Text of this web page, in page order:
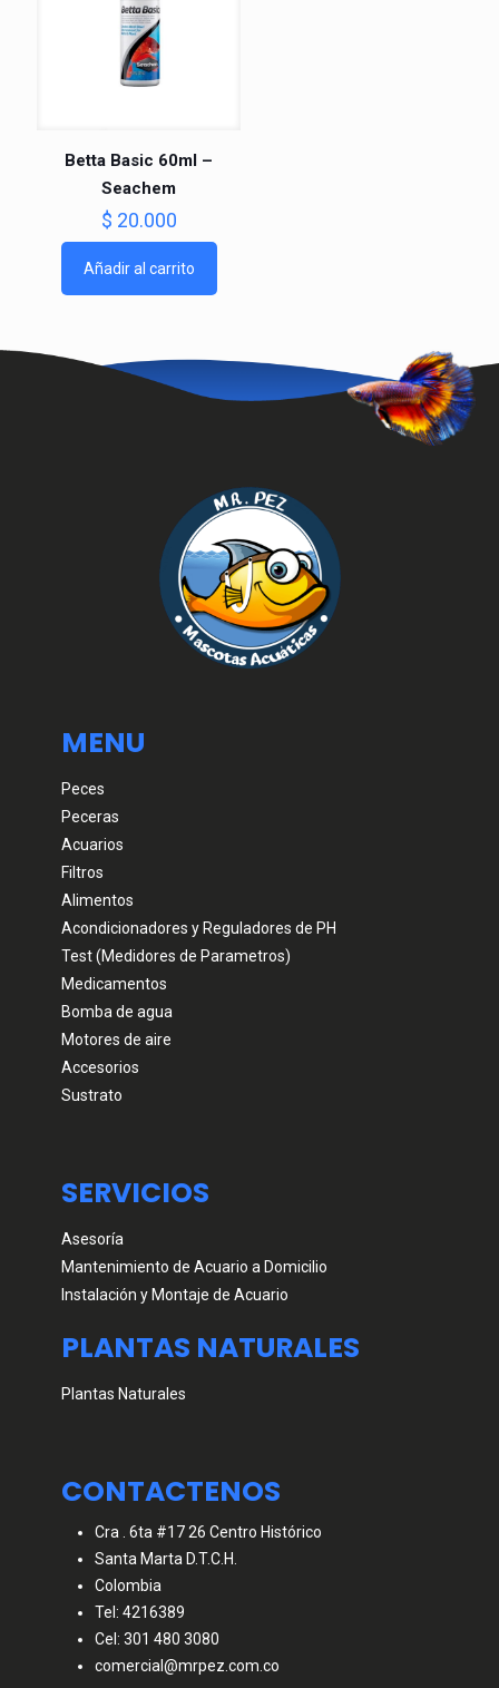
Betta Basic 60ml –
Seachem
$ 20.000
Añadir al carrito
MENU
Peces
Peceras
Acuarios
Filtros
Alimentos
Acondicionadores y Reguladores de PH
Test (Medidores de Parametros)
Medicamentos
Bomba de agua
Motores de aire
Accesorios
Sustrato
SERVICIOS
Asesoría
Mantenimiento de Acuario a Domicilio
Instalación y Montaje de Acuario
PLANTAS NATURALES
Plantas Naturales
CONTACTENOS
Cra . 6ta #17 26 Centro Histórico
Santa Marta D.T.C.H.
Colombia
Tel: 4216389
Cel: 301 480 3080
comercial@mrpez.com.co